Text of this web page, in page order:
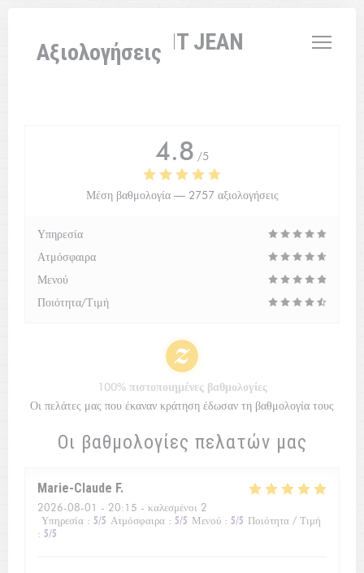
L'AUBERGE SAINT JEAN
Αξιολογήσεις
Οι βαθμολογίες πελατών μας
Marie-Claude F
2026-08-01 - 20:15 - καλεσμένοι 2
Υπηρεσία : 5/5 Ατμόσφαιρα : 5/5 Μενού : 5/5 Ποιότητα / Τιμή
: 5/5
4.8 /5
Μέση βαθμολογία — 2757 αξιολογήσεις
Υπηρεσία
Ατμόσφαιρα
Μενού
Ποιότητα/Τιμή
100% πιστοποιημένες βαθμολογίες
Οι πελάτες μας που έκαναν κράτηση έδωσαν τη βαθμολογία τους